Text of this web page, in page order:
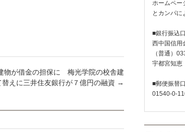
物が借金の担保に 梅光学院の校舎建
替えに三井住友銀行が７億円の融資 →
ホームペー
とカンパに
■銀行振込
西中国信用
（普通）
宇都宮知恵
■郵便振替
01540-0-